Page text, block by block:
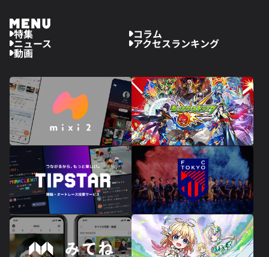
特集 コラム
ニュース アクセスランキング
動画